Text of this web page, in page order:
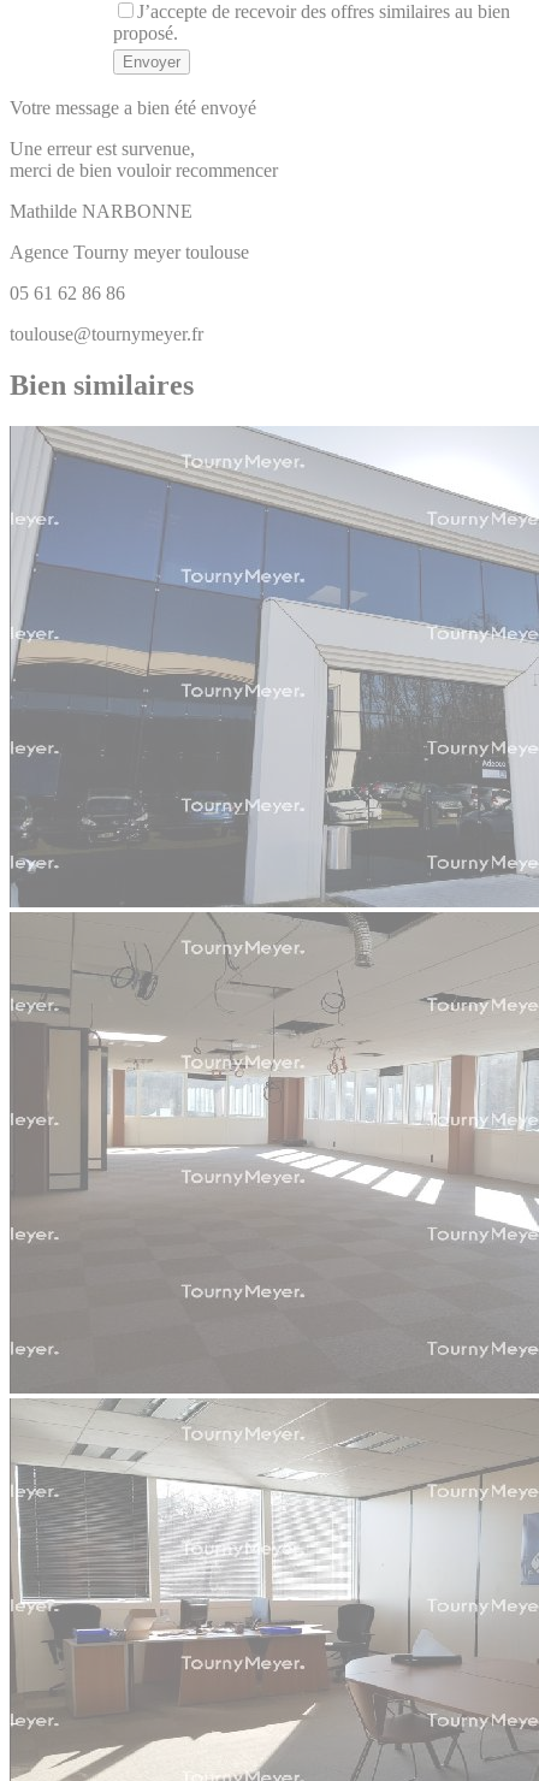
J’accepte de recevoir des offres similaires au bien
proposé.
Votre message a bien été envoyé
Une erreur est survenue,
merci de bien vouloir recommencer
Mathilde NARBONNE
Agence Tourny meyer toulouse
05 61 62 86 86
toulouse@tournymeyer.fr
Bien similaires